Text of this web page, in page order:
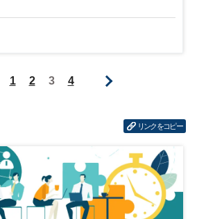
1 2 3 4
リンクをコピー